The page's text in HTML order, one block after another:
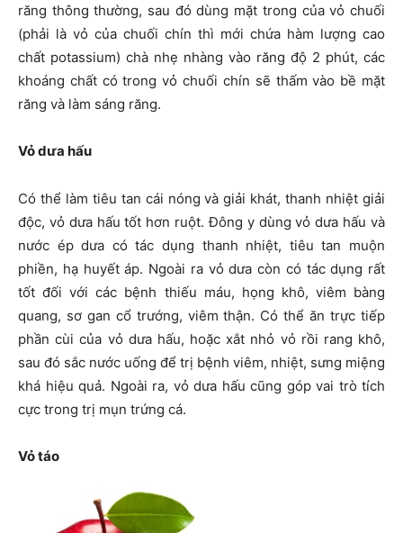
răng thông thường, sau đó dùng mặt trong của vỏ chuối
(phải là vỏ của chuối chín thì mới chứa hàm lượng cao
chất potassium) chà nhẹ nhàng vào răng độ 2 phút, các
khoáng chất có trong vỏ chuối chín sẽ thấm vào bề mặt
răng và làm sáng răng.
Vỏ dưa hấu
Có thể làm tiêu tan cái nóng và giải khát, thanh nhiệt giải
độc, vỏ dưa hấu tốt hơn ruột. Đông y dùng vỏ dưa hấu và
nước ép dưa có tác dụng thanh nhiệt, tiêu tan muộn
phiền, hạ huyết áp. Ngoài ra vỏ dưa còn có tác dụng rất
tốt đối với các bệnh thiếu máu, họng khô, viêm bàng
quang, sơ gan cổ trướng, viêm thận. Có thể ăn trực tiếp
phần cùi của vỏ dưa hấu, hoặc xắt nhỏ vỏ rồi rang khô,
sau đó sắc nước uống để trị bệnh viêm, nhiệt, sưng miệng
khá hiệu quả. Ngoài ra, vỏ dưa hấu cũng góp vai trò tích
cực trong trị mụn trứng cá.
Vỏ táo